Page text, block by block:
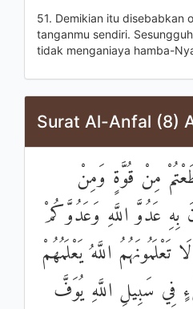
51. Demikian itu disebabkan
tanganmu sendiri.
tidak menganiaya hamba-
Surat Al-Anfal (8)
مِنْ قُوَّةٍ وَمِنْ
بِهِ عَدُوَّ اللَّهِ وَعَدُوَّكُمْ
اللَّهُ يَعْلَمُهُمْ
فِي سَبِيلِ اللَّهِ يُوَفَّ